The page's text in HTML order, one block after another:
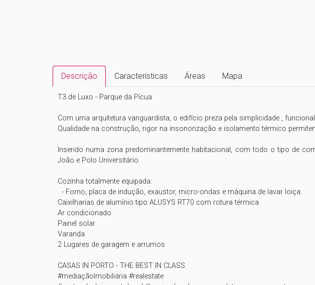
Descrição Características Áreas Mapa
T3 de Luxo - Parque da Pícua
Com uma arquitetura vanguardista, o edifício preza pela simplicidade ,
Qualidade na construção, rigor na insonorização e isolamento térmico
Inserido numa zona predominantemente habitacional, com todo o tipo de
João e Polo Universitário.
Cozinha totalmente equipada:
Caixilharias de alumínio tipo ALUSYS RT70 com rotura térmica
Ar condicionado
Painel solar
Varanda
2 Lugares de garagem e arrumos
CASAS IN PORTO - THE BEST IN CLASS
#mediaçãoImobiliária #realestate